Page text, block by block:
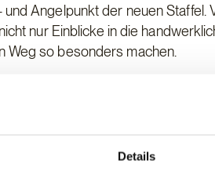
Details
Angelpunkt der neuen Staffel.
nur Einblicke in die
Weg so besonders machen.
ist kein Zufall. Beide
Bauprojekt ist nicht nur
und die Rolle von